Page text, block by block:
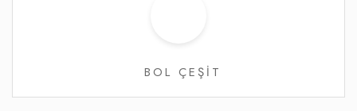
BOL ÇEŞİT